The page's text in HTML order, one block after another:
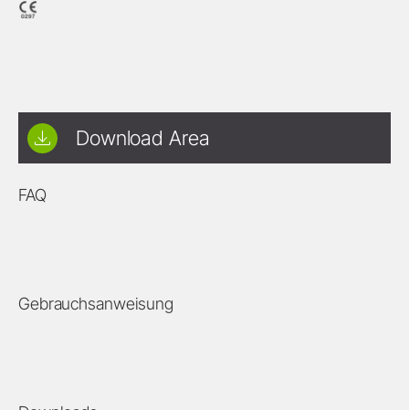
Download Area
FAQ
Gebrauchsanweisung